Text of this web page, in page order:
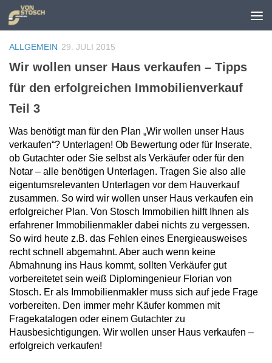
Zum Inhalt springen
ALLGEMEIN 29. JULI 2015
Wir wollen unser Haus verkaufen – Tipps
für den erfolgreichen Immobilienverkauf
Teil 3
Was benötigt man für den Plan „Wir wollen unser Haus
verkaufen“? Unterlagen! Ob Bewertung oder für Inserate,
ob Gutachter oder Sie selbst als Verkäufer oder für den
Notar – alle benötigen Unterlagen. Tragen Sie also alle
eigentumsrelevanten Unterlagen vor dem Hauverkauf
zusammen. So wird wir wollen unser Haus verkaufen ein
erfolgreicher Plan. Von Stosch Immobilien hilft Ihnen als
erfahrener Immobilienmakler dabei nichts zu vergessen.
So wird heute z.B. das Fehlen eines Energieausweises
recht schnell abgemahnt. Aber auch wenn keine
Abmahnung ins Haus kommt, sollten Verkäufer gut
vorbereitetet sein weiß Diplomingenieur Florian von
Stosch. Er als Immobilienmakler muss sich auf jede Frage
vorbereiten. Den immer mehr Käufer kommen mit
Fragekatalogen oder einem Gutachter zu
Hausbesichtigungen. Wir wollen unser Haus verkaufen –
erfolgreich verkaufen!